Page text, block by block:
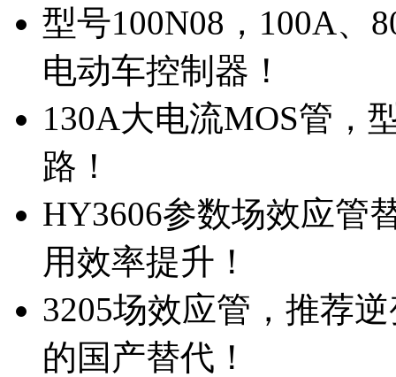
型号100N08，100A、
电动车控制器！
130A大电流MOS管，
路！
HY3606参数场效应管
用效率提升！
3205场效应管，推荐
的国产替代！